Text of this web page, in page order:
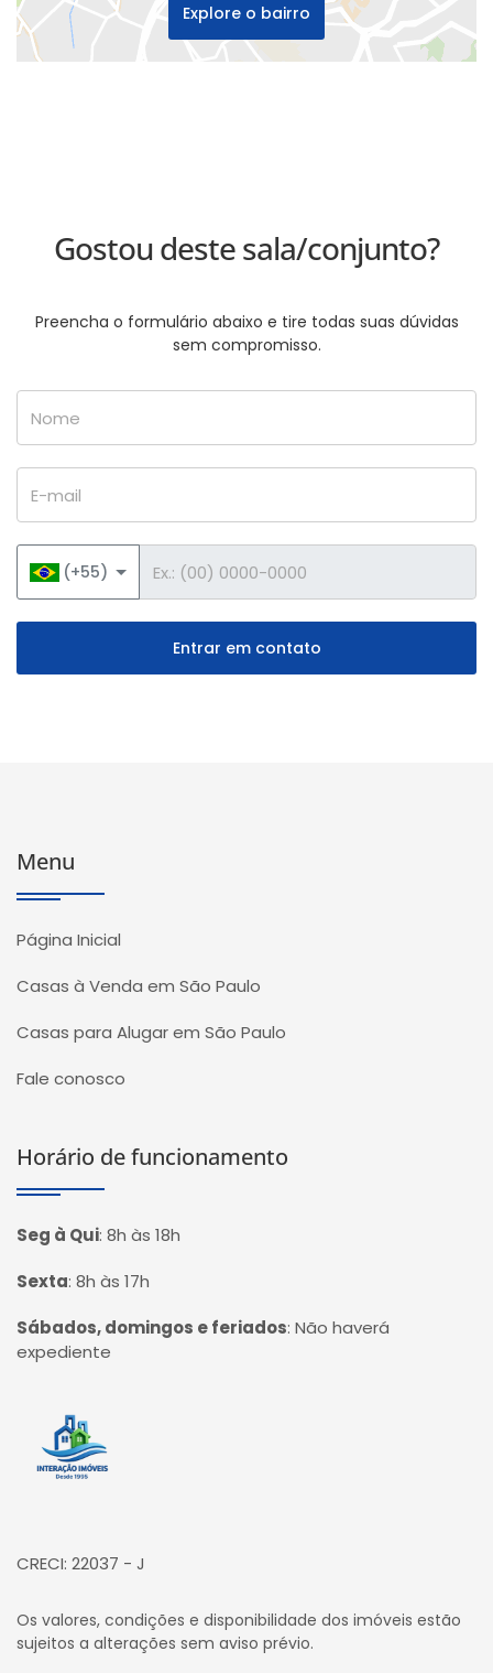
Explore o bairro
Gostou deste sala/conjunto?
Preencha o formulário abaixo e tire todas suas dúvidas
sem compromisso.
(+55)
Entrar em contato
Menu
Página Inicial
Casas à Venda em São Paulo
Casas para Alugar em São Paulo
Fale conosco
Horário de funcionamento
Seg à Qui: 8h às 18h
Sexta: 8h às 17h
Sábados, domingos e feriados: Não haverá
expediente
Página inicial
CRECI: 22037 - J
Os valores, condições e disponibilidade dos imóveis estão
sujeitos a alterações sem aviso prévio.